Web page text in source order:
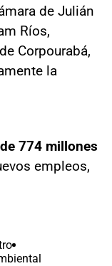
de Julián
Ríos,
Corpourabá,
la
774 millones
empleos,